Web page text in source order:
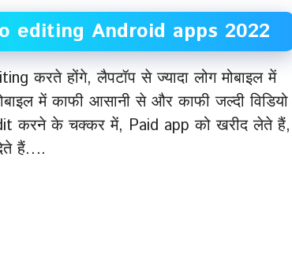
editing Android apps 2022
करते होंगे, लैपटॉप से ज्यादा लोग मोबाइल में
में काफी आसानी से और काफी जल्दी विडियो
करने के चक्कर में, Paid app को खरीद लेते हैं,
हैं….